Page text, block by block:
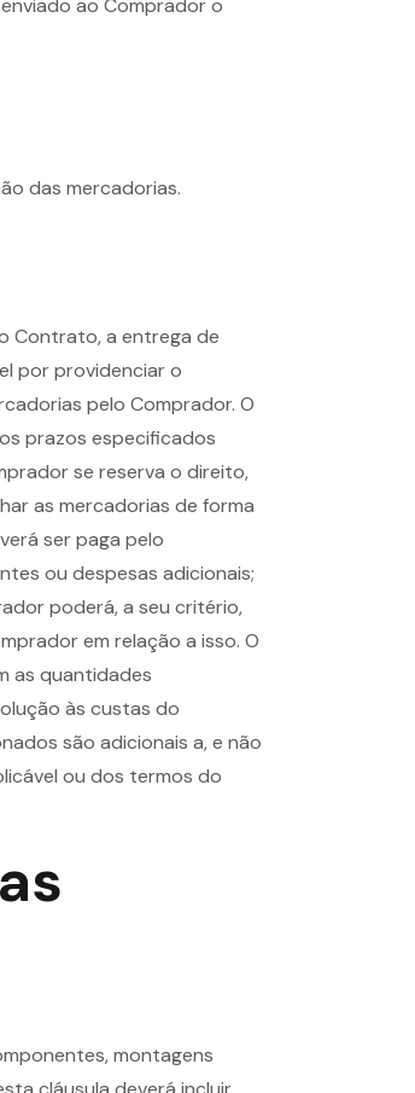
ao Comprador o
das mercadorias.
Contrato, a entrega de
por providenciar o
pelo Comprador. O
prazos especificados
se reserva o direito,
as mercadorias de forma
ser paga pelo
ou despesas adicionais;
poderá, a seu critério,
em relação a isso. O
as quantidades
às custas do
são adicionais a, e não
ou dos termos do
montagens